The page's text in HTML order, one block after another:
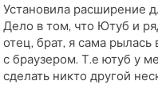
Установила расширение
Дело в том, что Ютуб и
отец, брат, я сама
с браузером. Т.е ютуб у
сделать никто другой